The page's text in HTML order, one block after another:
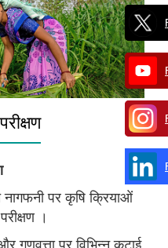
नागफनी पर कृषि क्रियाओं
।
और गुणवत्ता पर विभिन्न कटाई